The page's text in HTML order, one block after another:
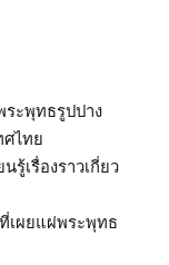
ระพุทธรูปปาง
ไทย
รู้เรื่องราวเกี่ยว
เผยแผ่พระพุทธ